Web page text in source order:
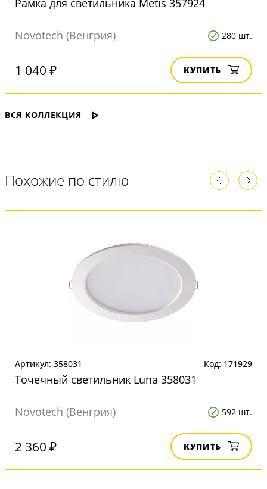
Рамка для светильника Metis 357924
Novotech (Венгрия) 280 шт.
1 040 ₽ КУПИТЬ
ВСЯ КОЛЛЕКЦИЯ
Похожие по стилю
Артикул: 358031 Код: 171929
Точечный светильник Luna 358031
Novotech (Венгрия) 592 шт.
2 360 ₽ КУПИТЬ